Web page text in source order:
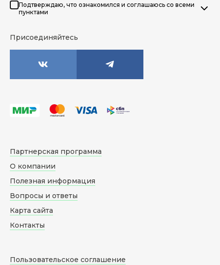
Подтверждаю, что ознакомился и соглашаюсь со всеми
пунктами
Присоединяйтесь
Партнерская программа
О компании
Полезная информация
Вопросы и ответы
Карта сайта
Контакты
Пользовательское соглашение